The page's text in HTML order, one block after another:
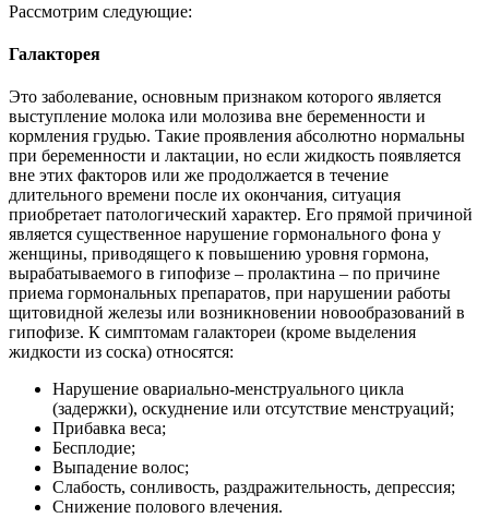
Рассмотрим следующие:
Галакторея
Это заболевание, основным признаком которого является
выступление молока или молозива вне беременности и
кормления грудью. Такие проявления абсолютно нормальны
при беременности и лактации, но если жидкость появляется
вне этих факторов или же продолжается в течение
длительного времени после их окончания, ситуация
приобретает патологический характер. Его прямой причиной
является существенное нарушение гормонального фона у
женщины, приводящего к повышению уровня гормона,
вырабатываемого в гипофизе – пролактина – по причине
приема гормональных препаратов, при нарушении работы
щитовидной железы или возникновении новообразований в
гипофизе. К симптомам галактореи (кроме выделения
жидкости из соска) относятся:
Нарушение овариально-менструального цикла
(задержки), оскуднение или отсутствие менструаций;
Прибавка веса;
Бесплодие;
Выпадение волос;
Слабость, сонливость, раздражительность, депрессия;
Снижение полового влечения.